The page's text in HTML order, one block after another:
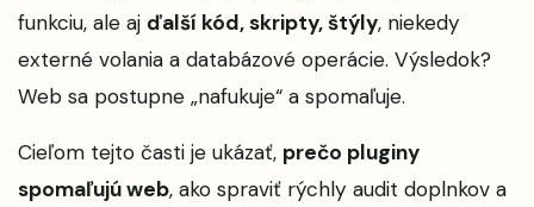
funkciu, ale aj ďalší kód, skripty, štýly, niekedy
externé volania a databázové operácie. Výsledok?
Web sa postupne „nafukuje“ a spomaľuje.
Cieľom tejto časti je ukázať, prečo pluginy
spomaľujú web, ako spraviť rýchly audit doplnkov a